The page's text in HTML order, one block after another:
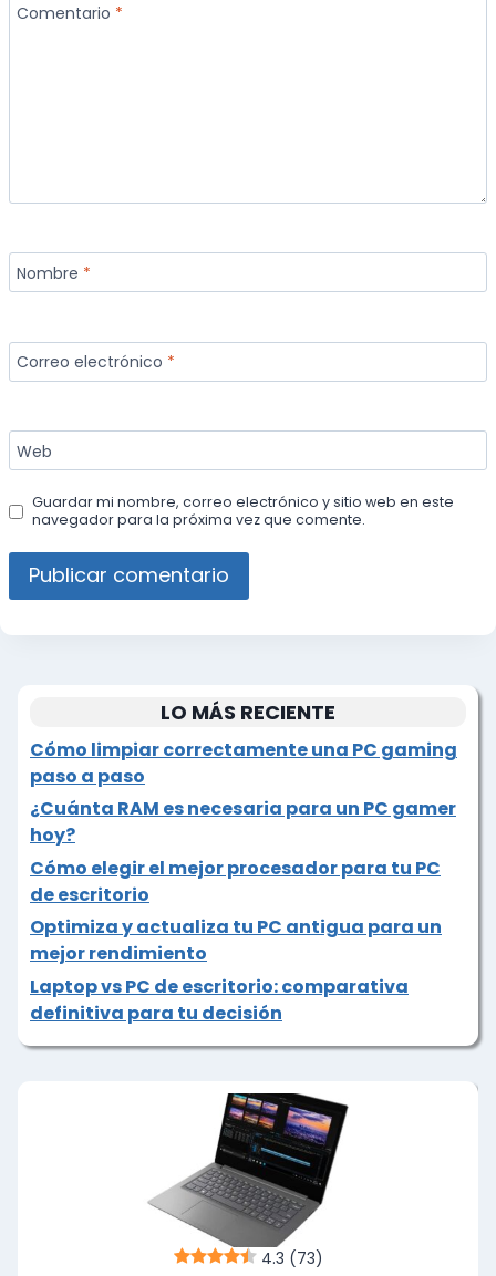
Comentario *
Nombre *
Correo electrónico *
Web
Guardar mi nombre, correo electrónico y sitio web en este
navegador para la próxima vez que comente.
LO MÁS RECIENTE
Cómo limpiar correctamente una PC gaming
paso a paso
¿Cuánta RAM es necesaria para un PC gamer
hoy?
Cómo elegir el mejor procesador para tu PC
de escritorio
Optimiza y actualiza tu PC antigua para un
mejor rendimiento
Laptop vs PC de escritorio: comparativa
definitiva para tu decisión
4.3 (73)